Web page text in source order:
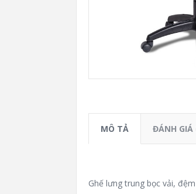
MÔ TẢ ĐÁNH GIÁ
Ghế lưng trung bọc vải,